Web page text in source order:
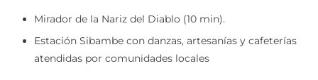
Mirador de la Nariz del Diablo (10 min).
Estación Sibambe con danzas, artesanías y cafeterías
atendidas por comunidades locales